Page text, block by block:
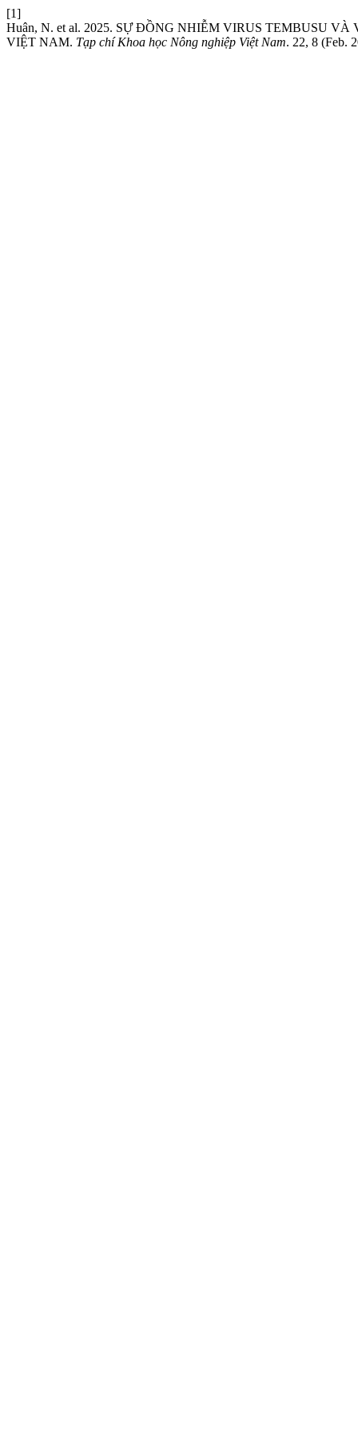
[1]
Huân, N. et al. 2025. SỰ ĐỒNG NHIỄM VIRUS TEMBUSU
VIỆT NAM. Tạp chí Khoa học Nông nghiệp Việt Nam. 22, 8 (Feb.